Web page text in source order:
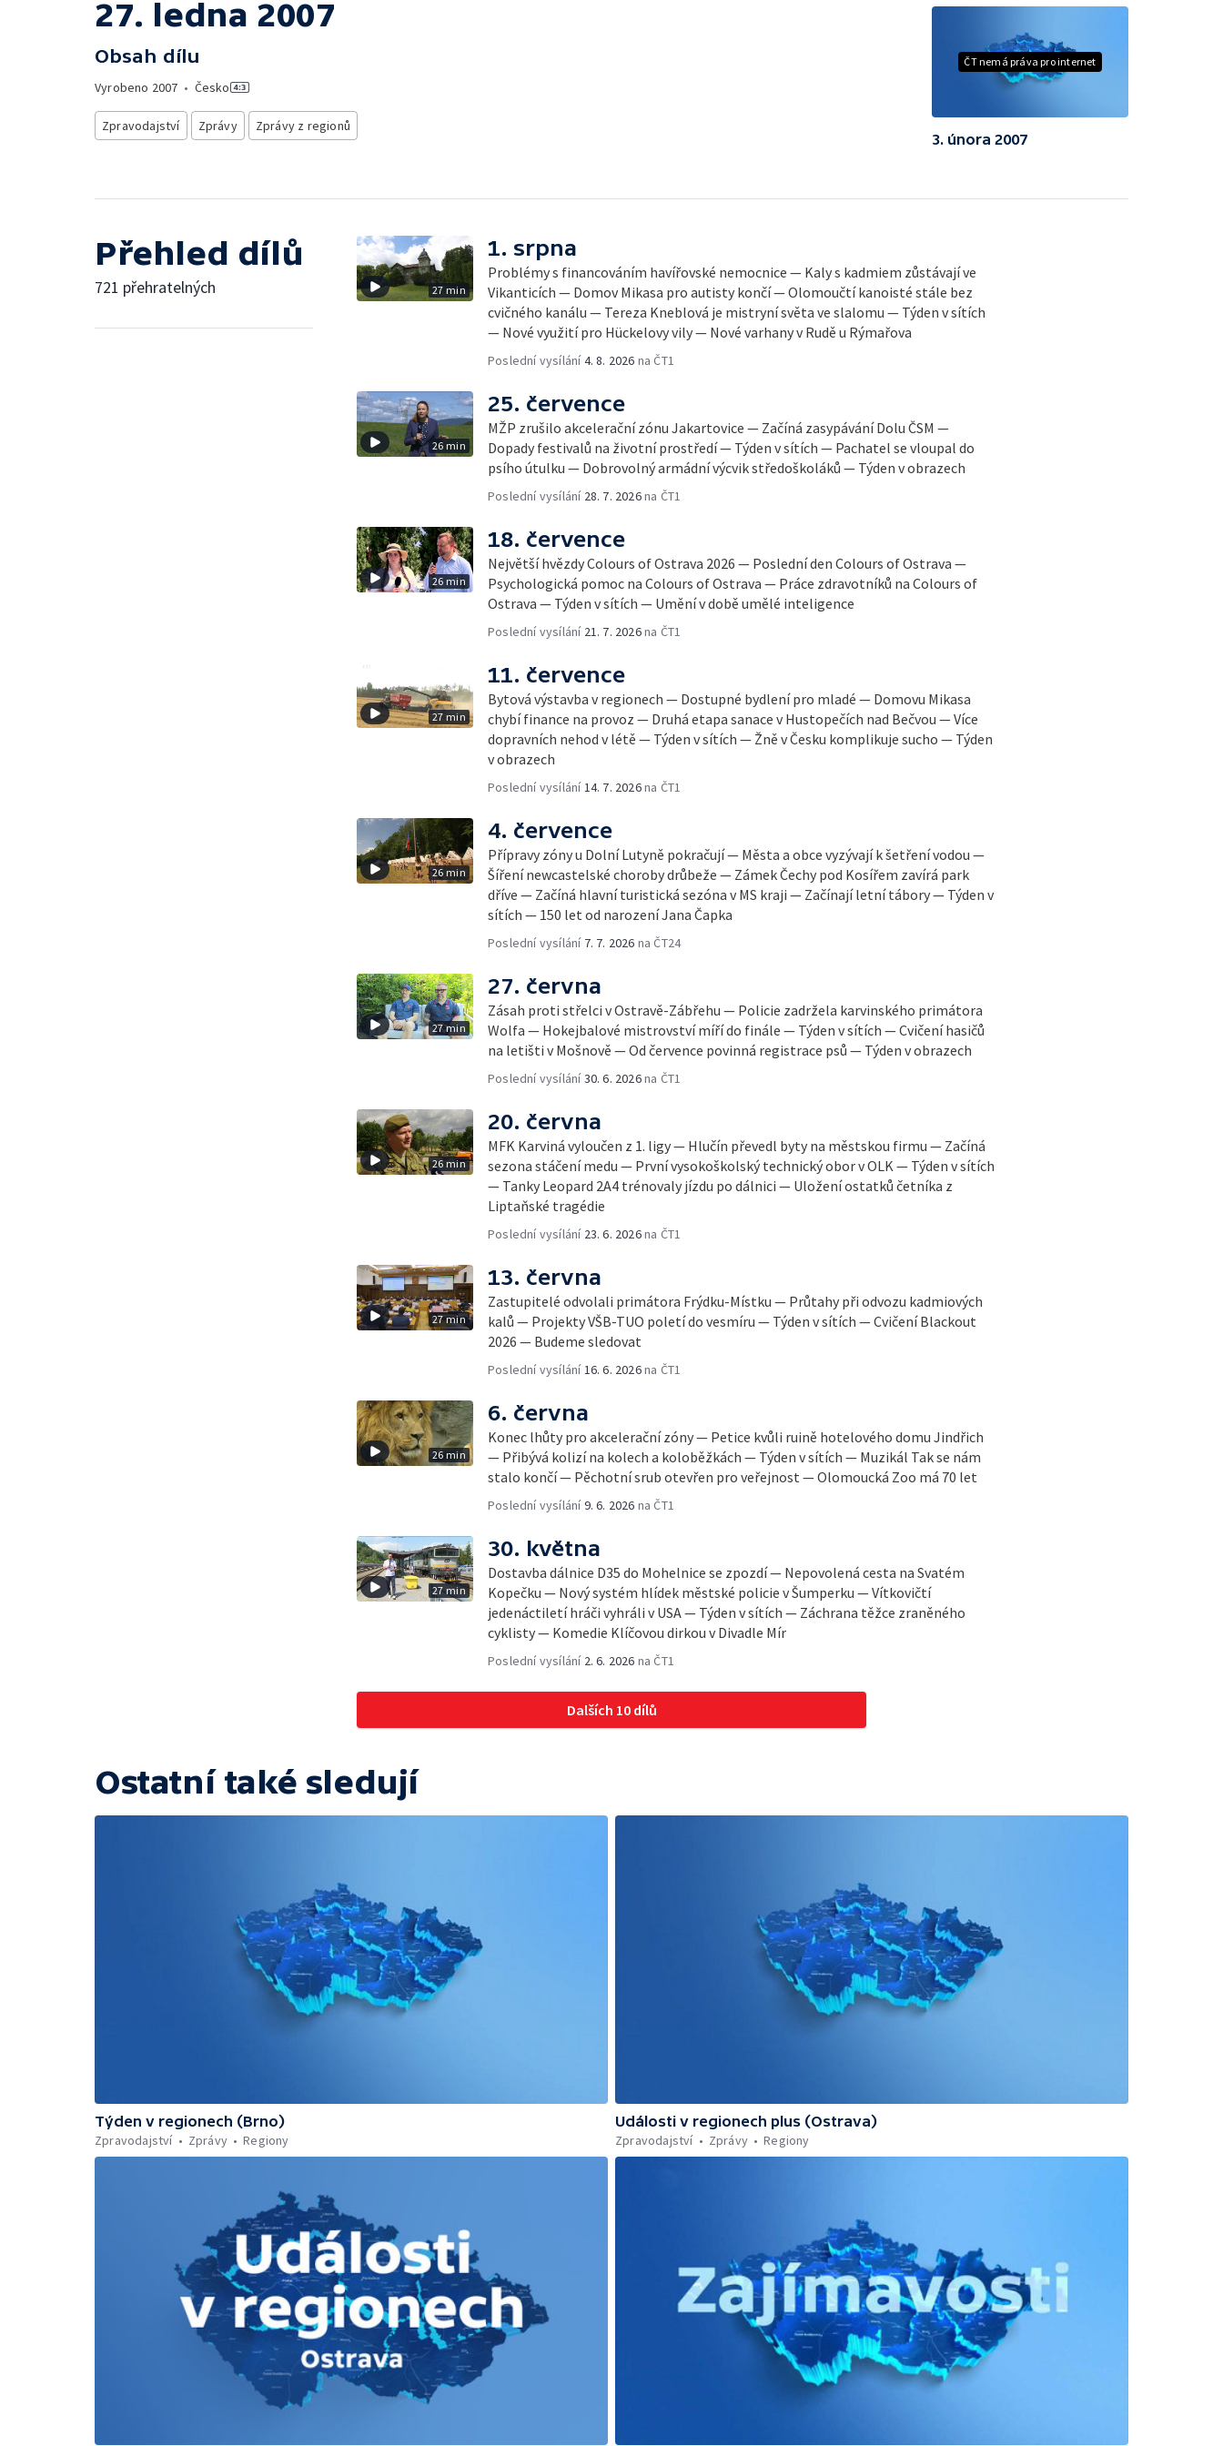
27. ledna 2007
Obsah dílu
Vyrobeno 2007 • Česko
Zpravodajství Zprávy Zprávy z regionů
ČT nemá práva pro internet
3. února 2007
Přehled dílů
721 přehratelných 27 min
1. srpna
Problémy s financováním havířovské nemocnice — Kaly s kadmiem zůstávají ve
Vikanticích — Domov Mikasa pro autisty končí — Olomoučtí kanoisté stále bez
cvičného kanálu — Tereza Kneblová je mistryní světa ve slalomu — Týden v sítích
— Nové využití pro Hückelovy vily — Nové varhany v Rudě u Rýmařova
Poslední vysílání4. 8. 2026 na ČT1
26 min
25. července
MŽP zrušilo akcelerační zónu Jakartovice — Začíná zasypávání Dolu ČSM —
Dopady festivalů na životní prostředí — Týden v sítích — Pachatel se vloupal do
psího útulku — Dobrovolný armádní výcvik středoškoláků — Týden v obrazech
Poslední vysílání 28. 7. 2026na ČT1
26 min
18. července
Největší hvězdy Colours of Ostrava 2026 — Poslední den Colours of Ostrava —
Psychologická pomoc na Colours of Ostrava — Práce zdravotníků na Colours of
Ostrava — Týden v sítích — Umění v době umělé inteligence
Poslední vysílání 21. 7. 2026na ČT1
27 min
11. července
Bytová výstavba v regionech — Dostupné bydlení pro mladé — Domovu Mikasa
chybí finance na provoz — Druhá etapa sanace v Hustopečích nad Bečvou — Více
dopravních nehod v létě — Týden v sítích — Žně v Česku komplikuje sucho — Týden
v obrazech
Poslední vysílání 14. 7. 2026na ČT1
26 min
4. července
Přípravy zóny u Dolní Lutyně pokračují — Města a obce vyzývají k šetření vodou —
Šíření newcastelské choroby drůbeže — Zámek Čechy pod Kosířem zavírá park
dříve — Začíná hlavní turistická sezóna v MS kraji — Začínají letní tábory — Týden v
sítích — 150 let od narození Jana Čapka
Poslední vysílání 7. 7. 2026 na ČT24
27 min
27. června
Zásah proti střelci v Ostravě-Zábřehu — Policie zadržela karvinského primátora
Wolfa — Hokejbalové mistrovství míří do finále — Týden v sítích — Cvičení hasičů
na letišti v Mošnově — Od července povinná registrace psů — Týden v obrazech
Poslední vysílání30. 6. 2026na ČT1
26 min
20. června
MFK Karviná vyloučen z 1. ligy — Hlučín převedl byty na městskou firmu — Začíná
sezona stáčení medu — První vysokoškolský technický obor v OLK — Týden v sítích
— Tanky Leopard 2A4 trénovaly jízdu po dálnici — Uložení ostatků četníka z
Liptaňské tragédie
Poslední vysílání 23. 6. 2026na ČT1
27 min
13. června
Zastupitelé odvolali primátora Frýdku-Místku — Průtahy při odvozu kadmiových
kalů — Projekty VŠB-TUO poletí do vesmíru — Týden v sítích — Cvičení Blackout
2026 — Budeme sledovat
Poslední vysílání 16. 6. 2026na ČT1
26 min
6. června
Konec lhůty pro akcelerační zóny — Petice kvůli ruině hotelového domu Jindřich
— Přibývá kolizí na kolech a koloběžkách — Týden v sítích — Muzikál Tak se nám
stalo končí — Pěchotní srub otevřen pro veřejnost — Olomoucká Zoo má 70 let
Poslední vysílání9. 6. 2026 na ČT1
27 min
30. května
Dostavba dálnice D35 do Mohelnice se zpozdí — Nepovolená cesta na Svatém
Kopečku — Nový systém hlídek městské policie v Šumperku — Vítkovičtí
jedenáctiletí hráči vyhráli v USA — Týden v sítích — Záchrana těžce zraněného
cyklisty — Komedie Klíčovou dirkou v Divadle Mír
Poslední vysílání 2. 6. 2026 na ČT1
Dalších 10 dílů
Ostatní také sledují
Týden v regionech (Brno)
Zpravodajství
Zprávy Regiony
Události v regionech plus (Ostrava)
Zpravodajství
Zprávy Regiony